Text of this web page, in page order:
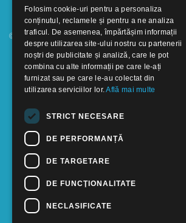
© 2018 - 2026 GOOFFICE. Realizat si configurat
Folosim cookie-uri pentru a personaliza
conținutul, reclamele și pentru a ne analiza
traficul. De asemenea, împărtășim informații
despre utilizarea site-ului nostru cu partenerii
noștri de publicitate și analiză, care le pot
combina cu alte informații pe care le-ați
furnizat sau pe care le-au colectat din
utilizarea serviciilor lor.Află mai multe
STRICT NECESARE
DE PERFORMANȚĂ
DE TARGETARE
DE FUNCŢIONALITATE
NECLASIFICATE